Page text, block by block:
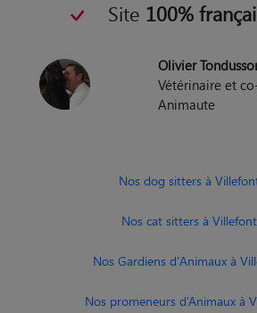
Site 100%
Olivier
Vétérinaire et
Animaute
Nos dog sitters à
Nos cat sitters à
Nos Gardiens d'Animaux à
Nos promeneurs d’Animaux à